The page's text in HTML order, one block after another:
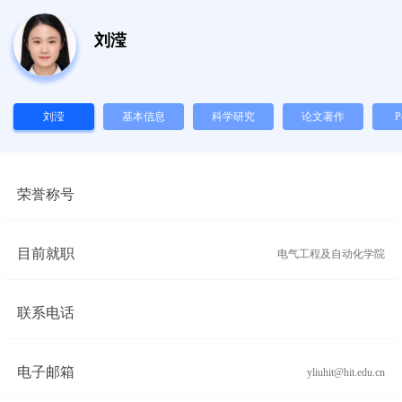
刘滢
刘滢 基本信息 科学研究 论文著作
荣誉称号
目前就职 电气工程及自动化学院
联系电话
电子邮箱 yliuhit@hit.edu.cn